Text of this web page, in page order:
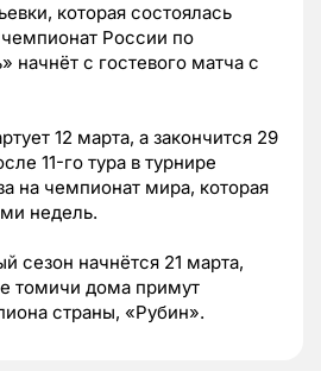
которая состоялась
России по
начнёт с гостевого матча с
12 марта, а закончится 29
11-го тура в турнире
на чемпионат мира, которая
недель.
сезон начнётся 21 марта,
томичи дома примут
страны, «Рубин».